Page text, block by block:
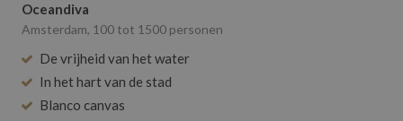
Oceandiva
Amsterdam, 100 tot 1500 personen
De vrijheid van het water
In het hart van de stad
Blanco canvas